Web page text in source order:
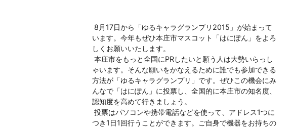
8月17日から「ゆるキャラグランプリ2015」が始まって
います。今年もぜひ本庄市マスコット「はにぽん」をよろ
しくお願いいたします。
本庄市をもっと全国にPRしたいと願う人は大勢いらっし
ゃいます。そんな願いをかなえるために誰でも参加できる
方法が「ゆるキャラグランプリ」です。ぜひこの機会にみ
んなで「はにぽん」に投票し、全国的に本庄市の知名度、
認知度を高めて行きましょう。
投票はパソコンや携帯電話などを使って、アドレス1つに
つき1日1回行うことができます。ご自身で機器をお持ちの